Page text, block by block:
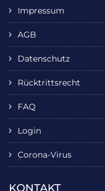
Impressum
AGB
Datenschutz
Rücktrittsrecht
FAQ
Login
Corona-Virus
KONTAKT